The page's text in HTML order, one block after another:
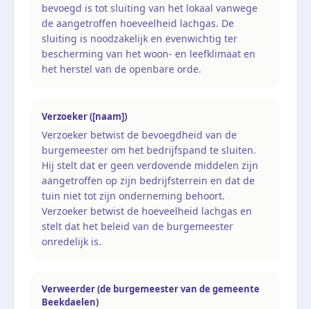
bevoegd is tot sluiting van het lokaal vanwege
de aangetroffen hoeveelheid lachgas. De
sluiting is noodzakelijk en evenwichtig ter
bescherming van het woon- en leefklimaat en
het herstel van de openbare orde.
Verzoeker ([naam])
Verzoeker betwist de bevoegdheid van de
burgemeester om het bedrijfspand te sluiten.
Hij stelt dat er geen verdovende middelen zijn
aangetroffen op zijn bedrijfsterrein en dat de
tuin niet tot zijn onderneming behoort.
Verzoeker betwist de hoeveelheid lachgas en
stelt dat het beleid van de burgemeester
onredelijk is.
Verweerder (de burgemeester van de gemeente
Beekdaelen)